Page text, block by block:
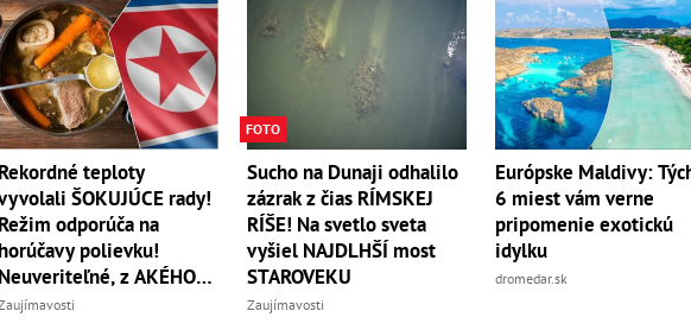
Rekordné teploty
ŠOKUJÚCE rady!
Režim odporúča na
horúčavy polievku!
Neuveriteľné, z AKÉHO
FOTO
Sucho na Dunaji odhalilo
zázrak z čias RÍMSKEJ
RÍŠE! Na svetlo sveta
vyšiel NAJDLHŠÍ most
STAROVEKU
Zaujímavosti
Európske Maldivy:
6 miest vám verne
pripomenie exotickú
idylku
dromedar.sk